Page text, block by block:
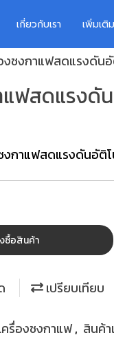
เกี่ยวกับเรา เพิ่มเติม
งชงกาแฟสดแรงดันอั
ฟสดแรงดัน
งกาแฟสดแรงดันอัติโ
ซื้อสินค้า
เปรียบเทียบ
รื่องชงกาแฟ, สินค้